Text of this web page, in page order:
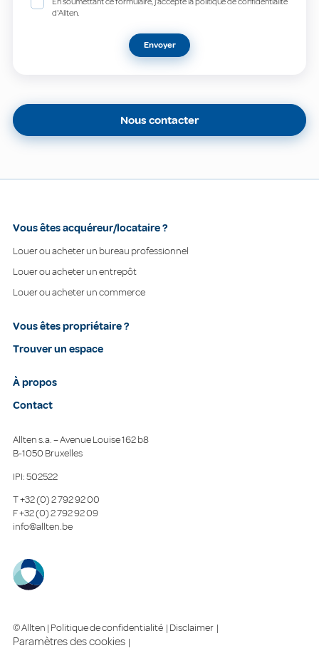
d'Allten.
Envoyer
Nous contacter
Vous êtes acquéreur/locataire ?
Louer ou acheter un bureau professionnel
Louer ou acheter un entrepôt
Louer ou acheter un commerce
Vous êtes propriétaire ?
Trouver un espace
À propos
Contact
Allten s.a. – Avenue Louise 162 b8
B-1050 Bruxelles
IPI: 502522
T+32 (0) 2 792 92 00
F+32 (0) 2 792 92 09
info@allten.be
© Allten | Politique de confidentialité | Disclaimer |
Paramètres des cookies |